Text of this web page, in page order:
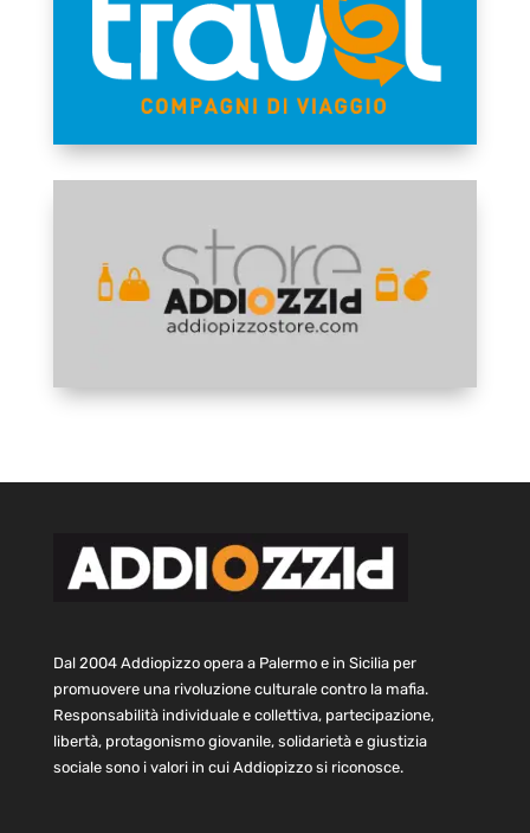
Dal 2004 Addiopizzo opera a Palermo e in Sicilia per
promuovere una rivoluzione culturale contro la mafia.
Responsabilità individuale e collettiva, partecipazione,
libertà, protagonismo giovanile, solidarietà e giustizia
sociale sono i valori in cui Addiopizzo si riconosce.